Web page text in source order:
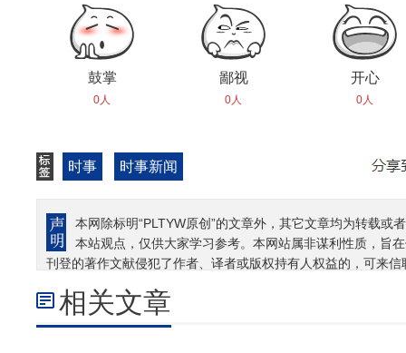
鼓掌
0人
鄙视
0人
开心
0人
时事 时事新闻
本网除标明“PLTYW原创”的文章外，其它文章均为转载
本站观点，仅供大家学习参考。本网站属非谋利性质，旨
刊登的著作文献侵犯了作者、译者或版权持有人权益的，可来
相关文章